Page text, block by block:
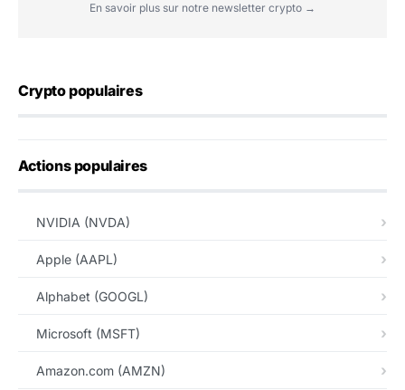
En savoir plus sur notre newsletter crypto →
Crypto populaires
Actions populaires
NVIDIA (NVDA)
Apple (AAPL)
Alphabet (GOOGL)
Microsoft (MSFT)
Amazon.com (AMZN)